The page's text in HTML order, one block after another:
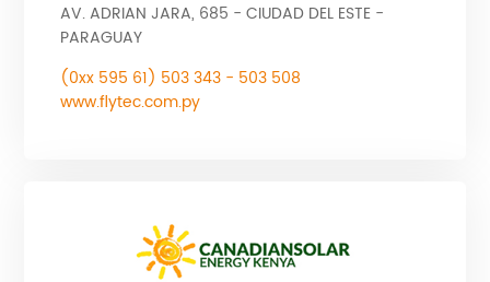
AV. ADRIAN JARA, 685 - CIUDAD DEL ESTE -
PARAGUAY
(0xx 595 61) 503 343 - 503 508
www.flytec.com.py